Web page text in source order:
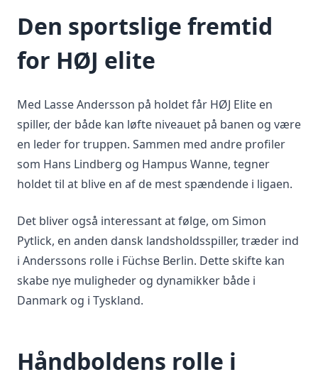
Den sportslige fremtid
for HØJ elite
Med Lasse Andersson på holdet får HØJ Elite en
spiller, der både kan løfte niveauet på banen og være
en leder for truppen. Sammen med andre profiler
som Hans Lindberg og Hampus Wanne, tegner
holdet til at blive en af de mest spændende i ligaen.
Det bliver også interessant at følge, om Simon
Pytlick, en anden dansk landsholdsspiller, træder ind
i Anderssons rolle i Füchse Berlin. Dette skifte kan
skabe nye muligheder og dynamikker både i
Danmark og i Tyskland.
Håndboldens rolle i